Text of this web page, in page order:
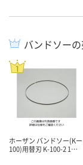
バンドソー
ホーザン バンドソー(Kー
100)用替刃 K-100-2 1…